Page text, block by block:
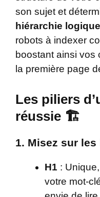
son sujet et
hiérarchie
robots à indexer
boostant ainsi vos
la première page
Les piliers
réussie 🏗️
1. Misez sur
H1 :
votre mot-